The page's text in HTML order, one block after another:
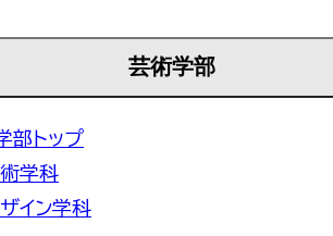
芸術学部
部トップ
学科
イン学科